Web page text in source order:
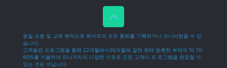
품질 보증 및 교육 목적으로 회사와의 모든 통화를 기록하거나 모니터링할 수 있
습니다.
고객들은 프로그램을 통해 12개월에서36개월에 걸쳐 원래 등록한 부채의 약 70-
80%를 지불하게 되나각자의 다양한 이유로 모든 고객이 프 로그램을 완료할 수
있는 것은 아닙니다.